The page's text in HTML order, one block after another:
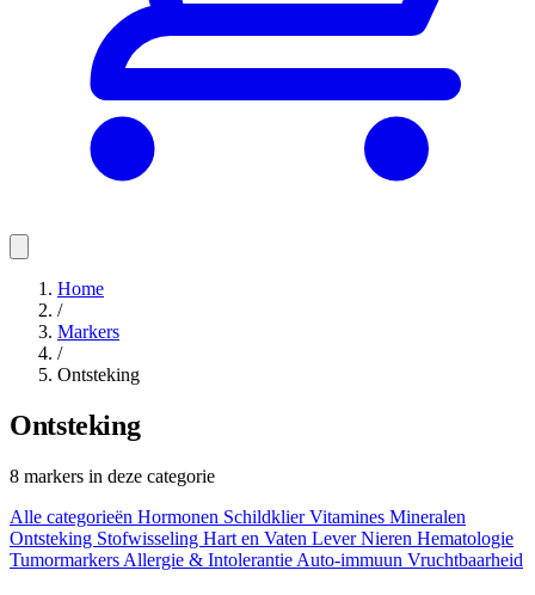
Home
/
Markers
/
Ontsteking
Ontsteking
8 markers in deze categorie
Alle categorieën Hormonen SchildklierVitamines Mineralen
Ontsteking Stofwisseling Hart en Vaten LeverNieren Hematologie
Tumormarkers Allergie & Intolerantie Auto-immuun Vruchtbaarheid